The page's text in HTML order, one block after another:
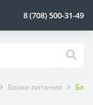
8 (708) 500-31-49
Блоки питания